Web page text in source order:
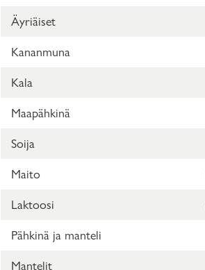
Äyriäiset
Kananmuna
Kala
Maapähkinä
Soija
Maito
Laktoosi
Pähkinä ja manteli
Mantelit